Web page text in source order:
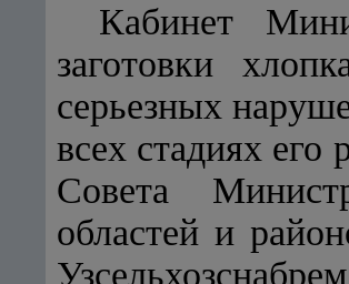
Кабинет
заготовки
серьезных
всех стадиях его
Совета
областей и